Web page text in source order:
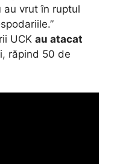
au vrut în ruptul
UCK au atacat
răpind 50 de